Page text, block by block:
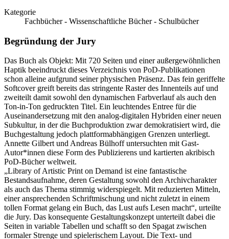
Kategorie
Fachbücher - Wissenschaftliche Bücher - Schulbücher
Begründung der Jury
Das Buch als Objekt: Mit 720 Seiten und einer außergewöhnlichen
Haptik beeindruckt dieses Verzeichnis von PoD-Publikationen
schon alleine aufgrund seiner physischen Präsenz. Das fein geriffelte
Softcover greift bereits das stringente Raster des Innenteils auf und
zweiteilt damit sowohl den dynamischen Farbverlauf als auch den
Ton-in-Ton gedruckten Titel. Ein leuchtendes Entree für die
Auseinandersetzung mit den analog-digitalen Hybriden einer neuen
Subkultur, in der die Buchproduktion zwar demokratisiert wird, die
Buchgestaltung jedoch plattformabhängigen Grenzen unterliegt.
Annette Gilbert und Andreas Bülhoff untersuchten mit Gast-
Autor*innen diese Form des Publizierens und kartierten akribisch
PoD-Bücher weltweit.
„Library of Artistic Print on Demand ist eine fantastische
Bestandsaufnahme, deren Gestaltung sowohl den Archivcharakter
als auch das Thema stimmig widerspiegelt. Mit reduzierten Mitteln,
einer ansprechenden Schriftmischung und nicht zuletzt in einem
tollen Format gelang ein Buch, das Lust aufs Lesen macht“, urteilte
die Jury. Das konsequente Gestaltungskonzept unterteilt dabei die
Seiten in variable Tabellen und schafft so den Spagat zwischen
formaler Strenge und spielerischem Layout. Die Text- und